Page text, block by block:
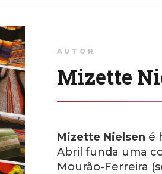
AUTOR
Mizette
Mizette Nielsen é
Abril funda uma
Mourão-Ferreira